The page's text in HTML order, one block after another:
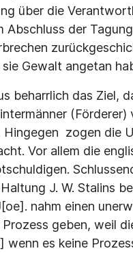
über die
Abschluss der
Gewalt angetan
beharrlich das Ziel,
(Förderer)
zogen die
Vor allem die
J. W. Stalins
nahm einen
geben, weil
wenn es keine